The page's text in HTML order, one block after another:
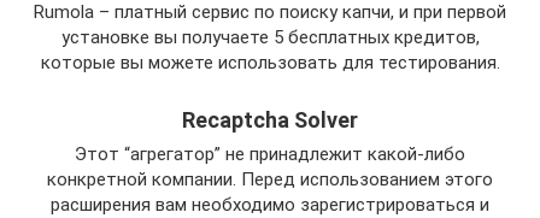
Rumola – платный сервис по поиску капчи, и при первой
установке вы получаете 5 бесплатных кредитов,
которые вы можете использовать для тестирования.
Recaptcha Solver
Этот “агрегатор” не принадлежит какой-либо
конкретной компании. Перед использованием этого
расширения вам необходимо зарегистрироваться и